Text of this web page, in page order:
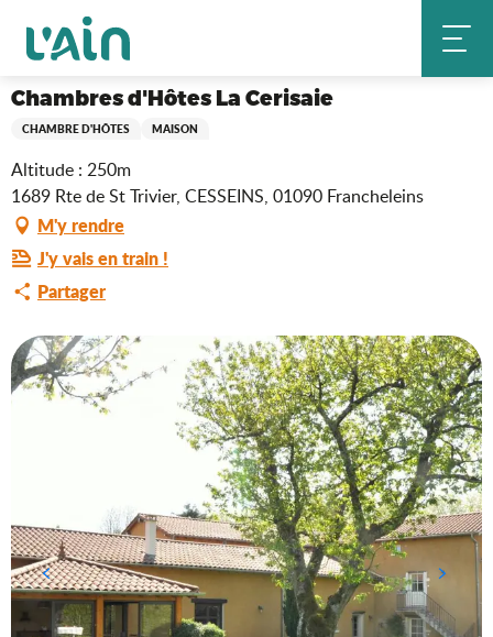
contenu
principal
Accueil Chambres d'Hôtes La Cerisaie
Chambres d'Hôtes La Cerisaie
CHAMBRE D'HÔTES MAISON
Altitude : 250m
1689 Rte de St Trivier, CESSEINS, 01090 Francheleins
M'y rendre
J'y vais en train !
Partager